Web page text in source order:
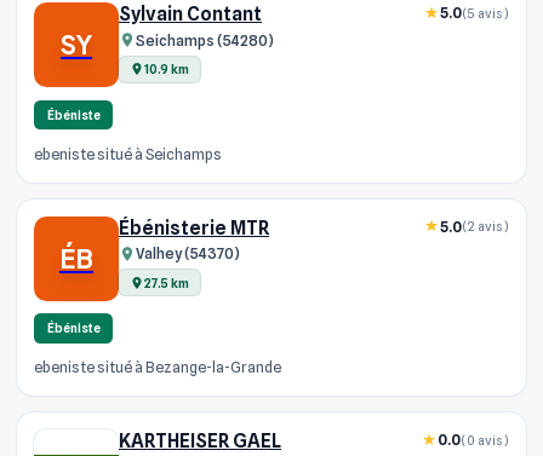
SY
Sylvain Contant
Seichamps (54280)
10.9 km
5.0(5 avis)
Ébéniste
ebeniste situé à Seichamps
ÉB
Ébénisterie MTR
Valhey (54370)
27.5 km
5.0(2 avis)
Ébéniste
ebeniste situé à Bezange-la-Grande
KARTHEISER GAEL 0.0(0 avis)